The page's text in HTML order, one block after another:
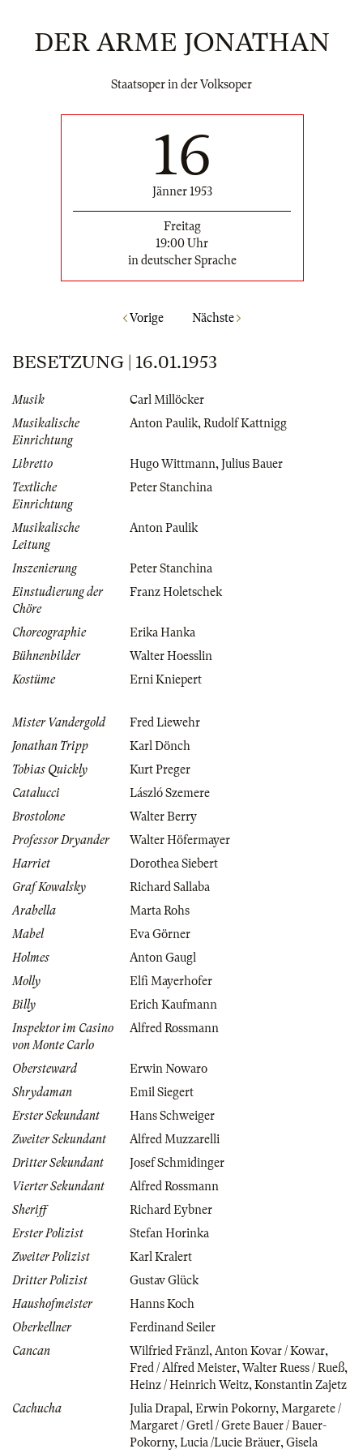
DER ARME JONATHAN
Staatsoper in der Volksoper
16
Jänner 1953
Freitag
19:00 Uhr
in deutscher Sprache
Vorige Nächste
BESETZUNG | 16.01.1953
Musik
Carl Millöcker
Musikalische
Einrichtung
Anton Paulik,Rudolf Kattnigg
Libretto Hugo Wittmann,Julius Bauer
Textliche
Einrichtung
Peter Stanchina
Musikalische
Leitung
Anton Paulik
Inszenierung
Peter Stanchina
Einstudierung der
Chöre
Franz Holetschek
Choreographie
Erika Hanka
Bühnenbilder
Walter Hoesslin
Kostüme
Erni Kniepert
Mister Vandergold
Fred Liewehr
Jonathan Tripp
Karl Dönch
Tobias Quickly
Kurt Preger
Catalucci
László Szemere
Brostolone
Walter Berry
Professor Dryander
Walter Höfermayer
Harriet
Dorothea Siebert
Graf Kowalsky
Richard Sallaba
Arabella
Marta Rohs
Mabel
Eva Görner
Holmes
Anton Gaugl
Molly
Elfi Mayerhofer
Billy
Erich Kaufmann
Inspektor im Casino
von Monte Carlo
Alfred Rossmann
Obersteward
Erwin Nowaro
Shrydaman
Emil Siegert
Erster Sekundant
Hans Schweiger
Zweiter Sekundant
Alfred Muzzarelli
Dritter Sekundant
Josef Schmidinger
Vierter Sekundant
Alfred Rossmann
Sheriff
Richard Eybner
Erster Polizist
Stefan Horinka
Zweiter Polizist
Karl Kralert
Dritter Polizist
Gustav Glück
Haushofmeister
Hanns Koch
Oberkellner
Ferdinand Seiler
Cancan
Wilfried Fränzl,Anton Kovar / Kowar,
Fred / Alfred Meister,Walter Ruess / Rueß,
Heinz / Heinrich Weitz,Konstantin Zajetz
Cachucha
Julia Drapal,Erwin Pokorny,Margarete /
Margaret / Gretl / Grete Bauer / Bauer-
Pokorny,Lucia /Lucie Bräuer,Gisela